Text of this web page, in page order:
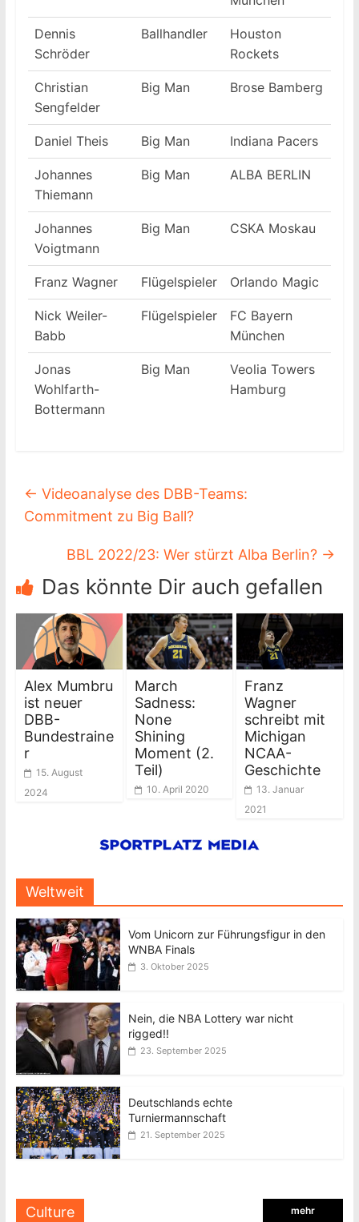
Dennis
Schröder
Ballhandler
Houston
Rockets
Christian
Sengfelder
Big Man Brose Bamberg
Daniel Theis Big Man Indiana Pacers
Johannes
Thiemann
Big Man ALBA BERLIN
Johannes
Voigtmann
Big Man CSKA Moskau
Franz Wagner Flügelspieler Orlando Magic
Nick Weiler-
Babb
Flügelspieler
FC Bayern
München
Jonas
Wohlfarth-
Bottermann
Big Man
Veolia Towers
Hamburg
← Videoanalyse des DBB-Teams:
Commitment zu Big Ball?
BBL 2022/23: Wer stürzt Alba Berlin? →
Das könnte Dir auch gefallen
Alex Mumbru
ist neuer
DBB-
Bundestraine
r
15. August
2024
March
Sadness:
None
Shining
Moment (2.
Teil)
10. April 2020
Franz
Wagner
schreibt mit
Michigan
NCAA-
Geschichte
13. Januar
2021
Weltweit
Vom Unicorn zur Führungsfigur in den
WNBA Finals
3. Oktober 2025
Nein, die NBA Lottery war nicht
rigged!!
23. September 2025
Deutschlands echte
Turniermannschaft
21. September 2025
Culture mehr